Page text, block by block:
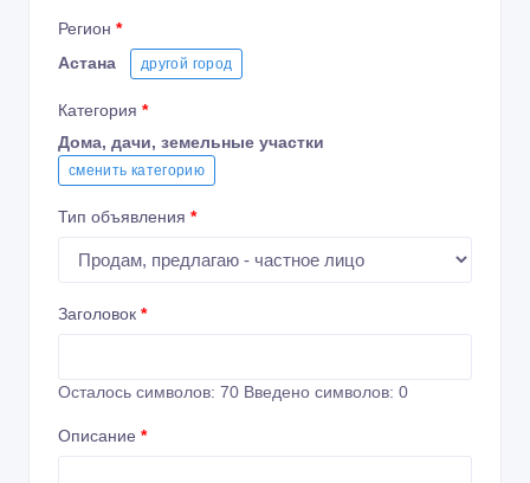
Регион *
Астана
другой город
Категория *
Дома, дачи, земельные участки
сменить категорию
Тип объявления *
Заголовок *
Осталось символов: 70 Введено символов: 0
Описание *